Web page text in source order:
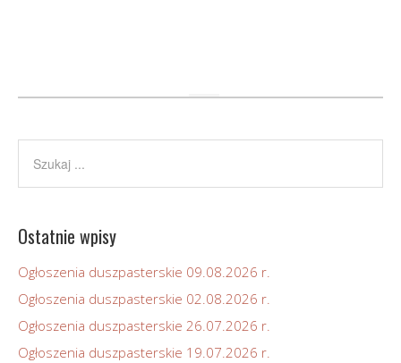
Ostatnie wpisy
Ogłoszenia duszpasterskie 09.08.2026 r.
Ogłoszenia duszpasterskie 02.08.2026 r.
Ogłoszenia duszpasterskie 26.07.2026 r.
Ogłoszenia duszpasterskie 19.07.2026 r.